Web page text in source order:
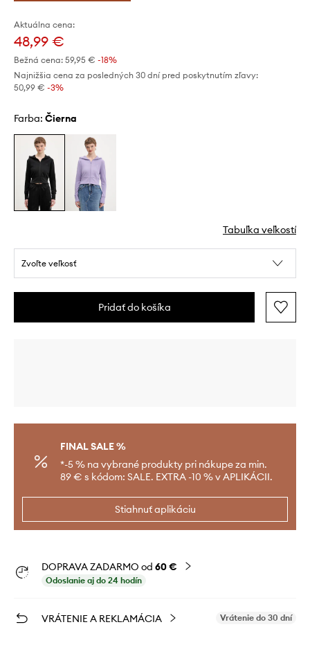
Aktuálna cena:
48,99 €
Bežná cena: 59,95 € -18%
Najnižšia cena za posledných 30 dní pred poskytnutím zľavy:
50,99 € -3%
Farba: čierna
Tabuľka veľkostí
Zvoľte veľkosť
Pridať do košíka
FINAL SALE %
*-5 % na vybrané produkty pri nákupe za min.
89 € s kódom: SALE. EXTRA -10 % v APLIKÁCII.
Stiahnuť aplikáciu
DOPRAVA ZADARMO od 60 €
Odoslanie aj do 24 hodín
VRÁTENIE A REKLAMÁCIA Vrátenie do 30 dní